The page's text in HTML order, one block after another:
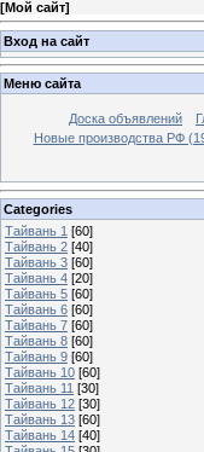
[Мой сайт]
Вход на сайт
Меню сайта
Доска объявлений
Новые производства РФ
Categories
Тайвань 1 [60]
Тайвань 2 [40]
Тайвань 3 [60]
Тайвань 4 [20]
Тайвань 5 [60]
Тайвань 6 [60]
Тайвань 7 [60]
Тайвань 8 [60]
Тайвань 9 [60]
Тайвань 10 [60]
Тайвань 11 [30]
Тайвань 12 [30]
Тайвань 13 [60]
Тайвань 14 [40]